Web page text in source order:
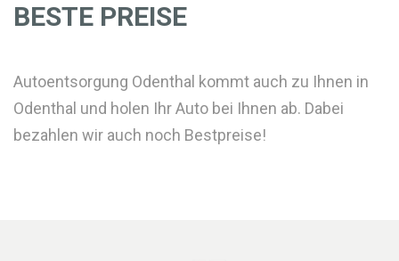
BESTE PREISE
Autoentsorgung Odenthal kommt auch zu Ihnen in
Odenthal und holen Ihr Auto bei Ihnen ab. Dabei
bezahlen wir auch noch Bestpreise!